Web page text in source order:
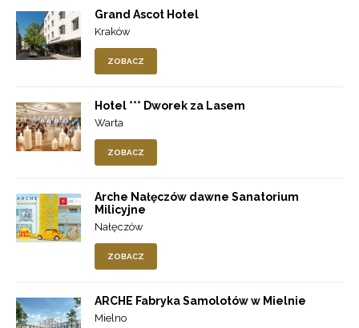
Grand Ascot Hotel
Kraków
ZOBACZ
Hotel *** Dworek za Lasem
Warta
ZOBACZ
Arche Nałęczów dawne Sanatorium
Milicyjne
Nałęczów
ZOBACZ
ARCHE Fabryka Samolotów w Mielnie
Mielno